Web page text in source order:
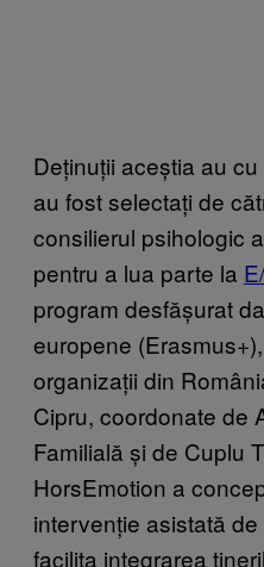
Deținuții aceștia au
au fost selectați de
consilierul psihologic
pentru a lua parte la
program desfășurat
europene
organizații din
Cipru, coordonate de
Familială și de Cuplu
HorsEmotion a
intervenție asistată
facilita integrarea